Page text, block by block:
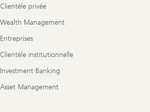
Clientèle privée
Wealth Management
Entreprises
Clientèle institutionnelle
Investment Banking
Asset Management